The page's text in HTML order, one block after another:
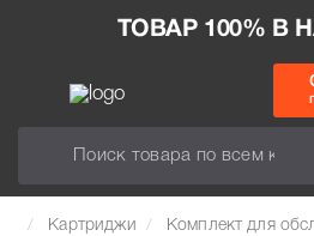
ТОВАР 100% В
Картриджи Комплект для